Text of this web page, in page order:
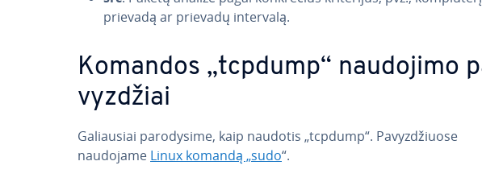
prievadą ar prievadų intervalą.
Komandos „tcpdump“ naudojimo
vyz­džiai
Ga­liau­siai pa­ro­dy­si­me, kaip naudotis „tcpdump“. Pa­vyz­džiuo­se
naudojame Linux komandą „sudo“.